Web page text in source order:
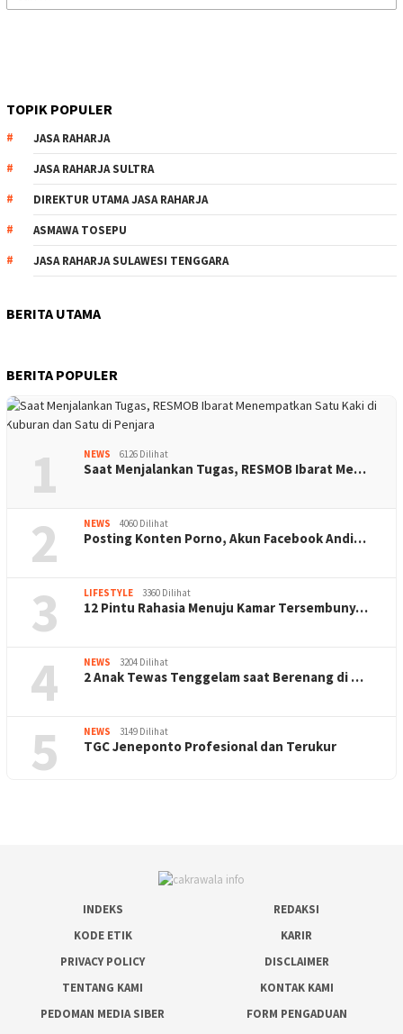
untuk:
TOPIK POPULER
JASA RAHARJA
JASA RAHARJA SULTRA
DIREKTUR UTAMA JASA RAHARJA
ASMAWA TOSEPU
JASA RAHARJA SULAWESI TENGGARA
BERITA UTAMA
BERITA POPULER
1 NEWS 6126 Dilihat
Saat Menjalankan Tugas, RESMOB Ibarat Me…
2 NEWS 4060 Dilihat
Posting Konten Porno, Akun Facebook Andi…
3 LIFESTYLE 3360 Dilihat
12 Pintu Rahasia Menuju Kamar Tersembuny…
4 NEWS 3204 Dilihat
2 Anak Tewas Tenggelam saat Berenang di …
5 NEWS 3149 Dilihat
TGC Jeneponto Profesional dan Terukur
INDEKS
REDAKSI
KODE ETIK
KARIR
PRIVACY POLICY
DISCLAIMER
TENTANG KAMI
KONTAK KAMI
PEDOMAN MEDIA SIBER
FORM PENGADUAN